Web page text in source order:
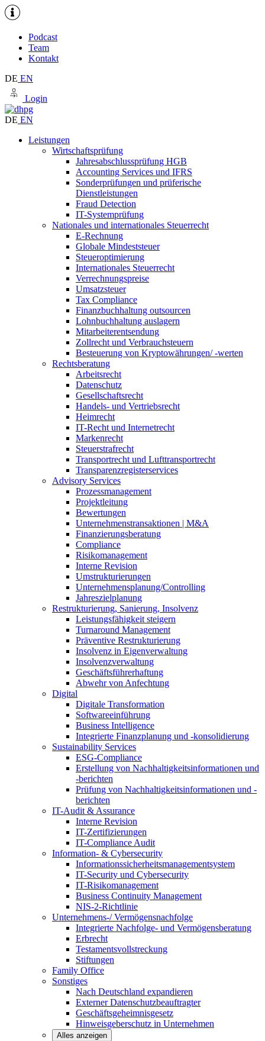
Podcast
Team
Kontakt
DE EN
Login
DE EN
Leistungen
Wirtschaftsprüfung
Jahresabschlussprüfung HGB
Accounting Services und IFRS
Sonderprüfungen und prüferische
Dienstleistungen
Fraud Detection
IT-Systemprüfung
Nationales und internationales Steuerrecht
E-Rechnung
Globale Mindeststeuer
Steueroptimierung
Internationales Steuerrecht
Verrechnungspreise
Umsatzsteuer
Tax Compliance
Finanzbuchhaltung outsourcen
Lohnbuchhaltung auslagern
Mitarbeiterentsendung
Zollrecht und Verbrauchsteuern
Besteuerung von Kryptowährungen/ -werten
Rechtsberatung
Arbeitsrecht
Datenschutz
Gesellschaftsrecht
Handels- und Vertriebsrecht
Heimrecht
IT-Recht und Internetrecht
Markenrecht
Steuerstrafrecht
Transportrecht und Lufttransportrecht
Transparenzregisterservices
Advisory Services
Prozessmanagement
Projektleitung
Bewertungen
Unternehmenstransaktionen | M&A
Finanzierungsberatung
Compliance
Risikomanagement
Interne Revision
Umstrukturierungen
Unternehmensplanung/Controlling
Jahreszielplanung
Restrukturierung, Sanierung, Insolvenz
Leistungsfähigkeit steigern
Turnaround Management
Präventive Restrukturierung
Insolvenz in Eigenverwaltung
Insolvenzverwaltung
Geschäftsführerhaftung
Abwehr von Anfechtung
Digital
Digitale Transformation
Softwareeinführung
Business Intelligence
Integrierte Finanzplanung und -konsolidierung
Sustainability Services
ESG-Compliance
Erstellung von Nachhaltigkeitsinformationen und
-berichten
Prüfung von Nachhaltigkeitsinformationen und -
berichten
IT-Audit & Assurance
Interne Revision
IT-Zertifizierungen
IT-Compliance Audit
Information- & Cybersecurity
Informationssicherheitsmanagementsystem
IT-Security und Cybersecurity
IT-Risikomanagement
Business Continuity Management
NIS-2-Richtlinie
Unternehmens-/Vermögensnachfolge
Integrierte Nachfolge- und Vermögensberatung
Erbrecht
Testamentsvollstreckung
Stiftungen
Family Office
Sonstiges
Nach Deutschland expandieren
Externer Datenschutzbeauftragter
Geschäftsgeheimnisgesetz
Hinweisgeberschutz in Unternehmen
Alles anzeigen